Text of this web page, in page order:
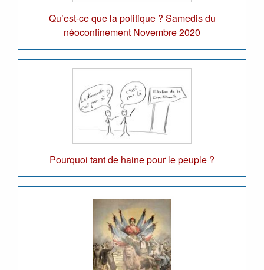
Qu’est-ce que la politique ? Samedis du
néoconfinement Novembre 2020
Pourquoi tant de haine pour le peuple ?